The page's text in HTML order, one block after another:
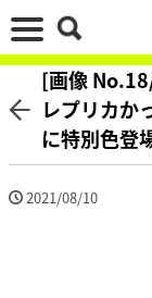
[画像
レプリカか
に特別色登
2021/08/10